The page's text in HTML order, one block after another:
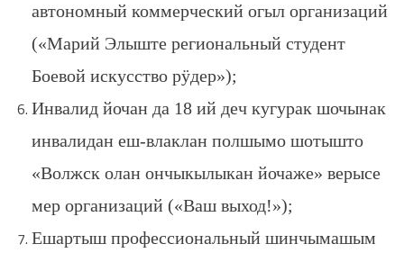
автономный коммерческий огыл организаций
(«Марий Элыште региональный студент
Боевой искусство рӱдер»);
Инвалид йочан да 18 ий деч кугурак шочынак
инвалидан еш-влаклан полшымо шотышто
«Волжск олан ончыкылыкан йочаже» верысе
мер организаций («Ваш выход!»);
Ешартыш профессиональный шинчымашым